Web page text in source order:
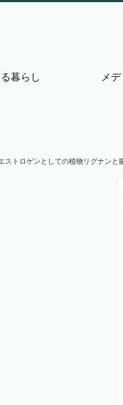
暮らし メ
ストロゲンとしての植物リグナン